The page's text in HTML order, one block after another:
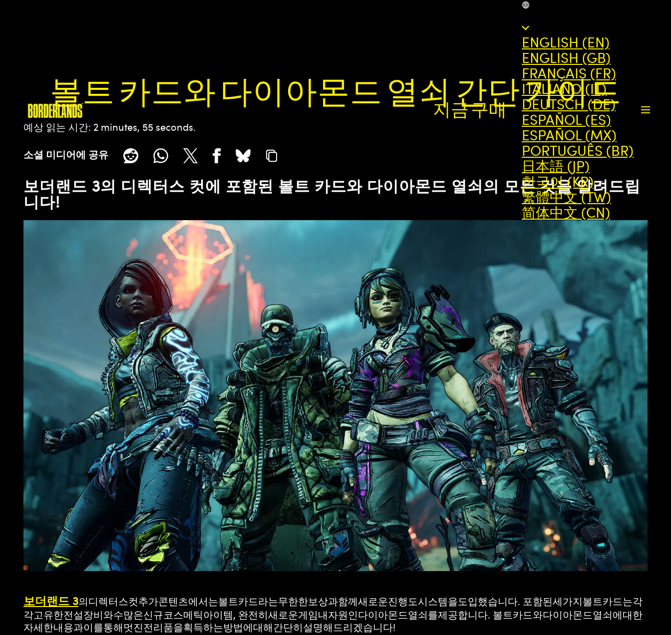
지금 구매
ENGLISH (EN)
ENGLISH (GB)
FRANÇAIS (FR)
ITALIANO (IT)
DEUTSCH (DE)
ESPAÑOL (ES)
ESPAÑOL (MX)
PORTUGUÊS (BR)
日本語 (JP)
한국어 (KR)
繁體中文 (TW)
简体中文 (CN)
볼트 카드와 다이아몬드 열쇠 간단 가이드
예상 읽는 시간 2 minutes, 55 seconds
소셜 미디어에 공유
보더랜드 3의 디렉터스 컷에 포함된 볼트 카드와 다이아몬드 열쇠의 모든 것을 알려드립
니다!
보더랜드 3의디렉터스컷추가콘텐츠에서는볼트카드라는무한한보상과함께새로운진행도시스템을도입했습니다. 포함된세가지볼트카드는각
각고유한전설장비와수많은신규코스메틱아이템, 완전히새로운게임내자원인다이아몬드열쇠를제공합니다. 볼트카드와다이아몬드열쇠에대한
자세한내용과이를통해멋진전리품을획득하는방법에대해간단히설명해드리겠습니다!